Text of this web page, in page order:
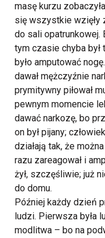
masę kurzu
się wszystkie wzięły
do sali opatrunkowej.
tym czasie chyba
było amputować
dawał mężczyźnie
prymitywny piłował
pewnym momencie
dawać narkozę, bo
on był pijany;
działają tak, że
razu zareagował i
żył, szczęśliwie; już
do domu.
Później każdy dzień
ludzi. Pierwsza była
modlitwa – bo na